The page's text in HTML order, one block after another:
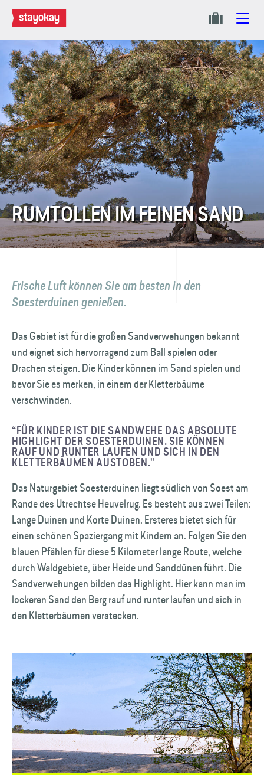
RUMTOLLEN IM FEINEN SAND
Frische Luft können Sie am besten in den
Soesterduinen genießen.
Das Gebiet ist für die großen Sandverwehungen bekannt
und eignet sich hervorragend zum Ball spielen oder
Drachen steigen. Die Kinder können im Sand spielen und
bevor Sie es merken, in einem der Kletterbäume
verschwinden.
“FÜR KINDER IST DIE SANDWEHE DAS ABSOLUTE
HIGHLIGHT DER SOESTER­DUINEN. SIE KÖNNEN
RAUF UND RUNTER LAUFEN UND SICH IN DEN
KLETTER­BÄUMEN AUSTOBEN."
Das Naturgebiet Soesterduinen liegt südlich von Soest am
Rande des Utrechtse Heuvelrug. Es besteht aus zwei Teilen:
Lange Duinen und Korte Duinen. Ersteres bietet sich für
einen schönen Spaziergang mit Kindern an. Folgen Sie den
blauen Pfählen für diese 5 Kilometer lange Route, welche
durch Waldgebiete, über Heide und Sanddünen führt. Die
Sandverwehungen bilden das Highlight. Hier kann man im
lockeren Sand den Berg rauf und runter laufen und sich in
den Kletterbäumen verstecken.